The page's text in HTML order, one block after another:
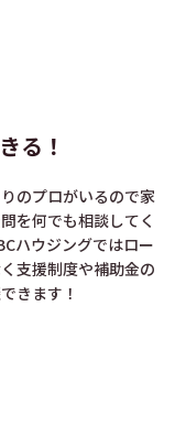
る！
のプロがいるので家
を何でも相談してく
ハウジングではロー
支援制度や補助金の
きます！